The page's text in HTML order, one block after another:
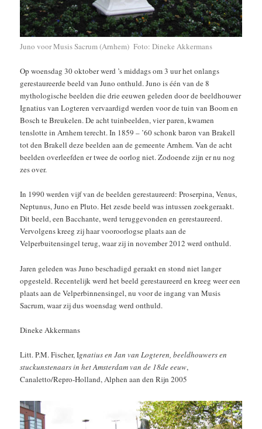
Juno voor Musis Sacrum (Arnhem) Foto: Dineke Akkermans
Op woensdag 30 oktober werd ’s middags om 3 uur het onlangs
gerestaureerde beeld van Juno onthuld. Juno is één van de 8
mythologische beelden die drie eeuwen geleden door de beeldhouwer
Ignatius van Logteren vervaardigd werden voor de tuin van Boom en
Bosch te Breukelen. De acht tuinbeelden, vier paren, kwamen
tenslotte in Arnhem terecht. In 1859 – ’60 schonk baron van Brakell
tot den Brakell deze beelden aan de gemeente Arnhem. Van de acht
beelden overleefden er twee de oorlog niet. Zodoende zijn er nu nog
zes over.
In 1990 werden vijf van de beelden gerestaureerd: Proserpina, Venus,
Neptunus, Juno en Pluto. Het zesde beeld was intussen zoekgeraakt.
Dit beeld, een Bacchante, werd teruggevonden en gerestaureerd.
Vervolgens kreeg zij haar vooroorlogse plaats aan de
Velperbuitensingel terug, waar zij in november 2012 werd onthuld.
Jaren geleden was Juno beschadigd geraakt en stond niet langer
opgesteld. Recentelijk werd het beeld gerestaureerd en kreeg weer een
plaats aan de Velperbinnensingel, nu voor de ingang van Musis
Sacrum, waar zij dus woensdag werd onthuld.
Dineke Akkermans
Litt. P.M. Fischer, Ignatius en Jan van Logteren, beeldhouwers en
stuckunstenaars in het Amsterdam van de 18de eeuw,
Canaletto/Repro-Holland, Alphen aan den Rijn 2005